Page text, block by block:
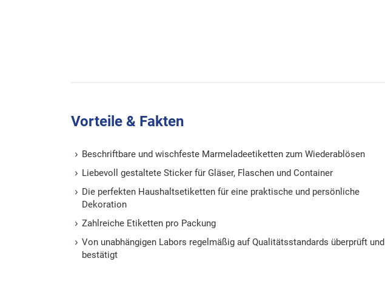
Vorteile & Fakten
Beschriftbare und wischfeste Marmeladeetiketten zum Wiederablösen
Liebevoll gestaltete Sticker für Gläser, Flaschen und Container
Die perfekten Haushaltsetiketten für eine praktische und persönliche
Dekoration
Zahlreiche Etiketten pro Packung
Von unabhängigen Labors regelmäßig auf Qualitätsstandards überprüft und
bestätigt